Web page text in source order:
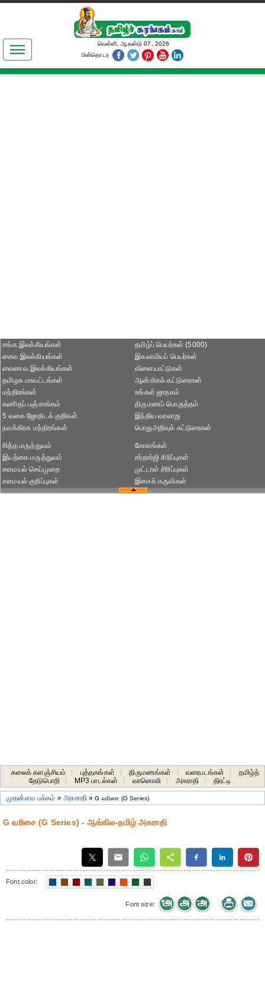
இலக்கியங்கள்
தமிழ் உலகம்
வெள்ளி, ஆகஸ்டு 07, 2026
பின்தொடர
சங்க இலக்கியங்கள்
சைவ இலக்கியங்கள்
வைணவ இலக்கியங்கள்
தமிழக மாவட்டங்கள்
தமிழ்ப் பெயர்கள் (5000)
இசுலாமியப் பெயர்கள்
விளையாட்டுகள்
ஆன்மிகக் கட்டுரைகள்
மந்திரங்கள்
கணிதப் பஞ்சாங்கம்
5 வகை ஜோதிடக் குறிகள்
நவக்கிரக மந்திரங்கள்
உங்கள் ஜாதகம்
திருமணப் பொருத்தம்
இந்திய வரலாறு
பொதுஅறிவுக் கட்டுரைகள்
சித்த மருத்துவம்
இயற்கை மருத்துவம்
சமையல் செய்முறை
சமையல் குறிப்புகள்
கோலங்கள்
சர்தார்ஜி சிரிப்புகள்
முட்டாள் சிரிப்புகள்
இசைக் கருவிகள்
கலைக் களஞ்சியம் புத்தகங்கள் திருமணங்கள் வரைபடங்கள்
தமிழ்த்
தேடுபொறி
MP3 பாடல்கள் வானொலி அகராதி திரட்டி
முதன்மை பக்கம் »அகராதி»G வரிசை (G Series)
G வரிசை (G Series) - ஆங்கில-தமிழ் அகராதி
Font color:
Font size: